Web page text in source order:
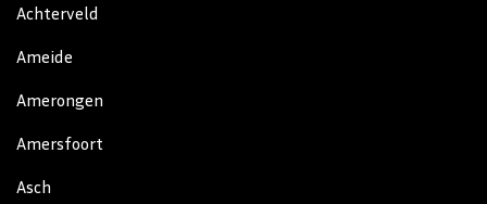
Achterveld
Ameide
Amerongen
Amersfoort
Asch